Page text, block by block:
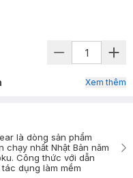
Xem thêm
là dòng sản phẩm
nhất Nhật Bản năm
Công thức với dẫn
dụng làm mềm